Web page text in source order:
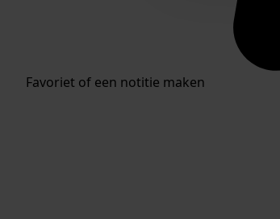
Favoriet of een notitie maken